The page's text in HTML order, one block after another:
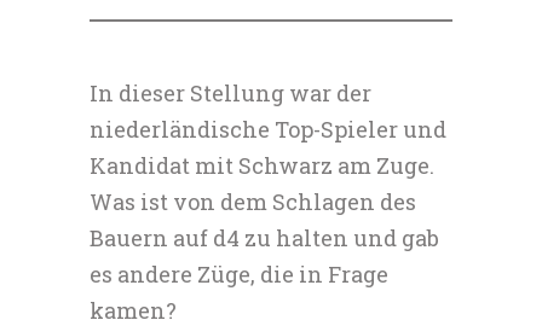
In dieser Stellung war der
niederländische Top-Spieler und
Kandidat mit Schwarz am Zuge.
Was ist von dem Schlagen des
Bauern auf d4 zu halten und gab
es andere Züge, die in Frage
kamen?